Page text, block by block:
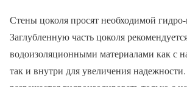
­­­­­Стены цоколя просят необходимой
Заглубленную часть цоколя
водоизоляционными материалами как с
так и внутри для увеличения